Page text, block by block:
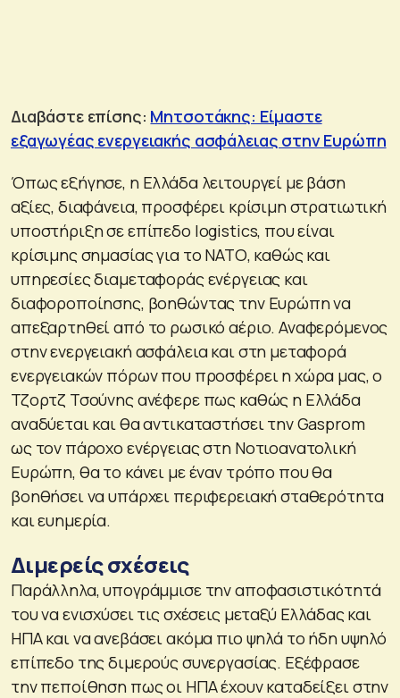
Διαβάστε επίσης: Μητσοτάκης: Είμαστε
εξαγωγέας ενεργειακής ασφάλειας στην Ευρώπη
Όπως εξήγησε, η Ελλάδα λειτουργεί με βάση
αξίες, διαφάνεια, προσφέρει κρίσιμη στρατιωτική
υποστήριξη σε επίπεδο logistics, που είναι
κρίσιμης σημασίας για το ΝΑΤΟ, καθώς και
υπηρεσίες διαμεταφοράς ενέργειας και
διαφοροποίησης, βοηθώντας την Ευρώπη να
απεξαρτηθεί από το ρωσικό αέριο. Αναφερόμενος
στην ενεργειακή ασφάλεια και στη μεταφορά
ενεργειακών πόρων που προσφέρει η χώρα μας, ο
Τζορτζ Τσούνης ανέφερε πως καθώς η Ελλάδα
αναδύεται και θα αντικαταστήσει την Gasprom
ως τον πάροχο ενέργειας στη Νοτιοανατολική
Ευρώπη, θα το κάνει με έναν τρόπο που θα
βοηθήσει να υπάρχει περιφερειακή σταθερότητα
και ευημερία.
Διμερείς σχέσεις
Παράλληλα, υπογράμμισε την αποφασιστικότητά
του να ενισχύσει τις σχέσεις μεταξύ Ελλάδας και
ΗΠΑ και να ανεβάσει ακόμα πιο ψηλά το ήδη υψηλό
επίπεδο της διμερούς συνεργασίας. Εξέφρασε
την πεποίθηση πως οι ΗΠΑ έχουν καταδείξει στην